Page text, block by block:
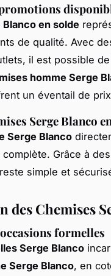
en solde
de qualité. Avec
il est possible
homme Serge
un éventail de
Serge Blanco
Serge Blanco
Grâce à
reste simple et
des Chemises
formelles
Serge Blanco
Serge Blanco, en